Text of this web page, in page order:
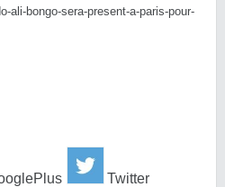
ali-bongo-sera-present-a-paris-pour-
Twitter